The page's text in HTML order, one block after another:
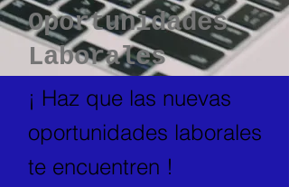
Oportunidades
Laborales
¡ Haz que las nuevas
oportunidades laborales
te encuentren !